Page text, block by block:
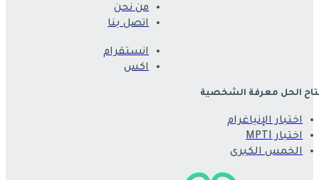
من نحن
اتصل بنا
انستقرام
اكس
الحل معرفة الشخصية
اختبار الإنياغرام
اختبار MPTI
الخمس الكبرى